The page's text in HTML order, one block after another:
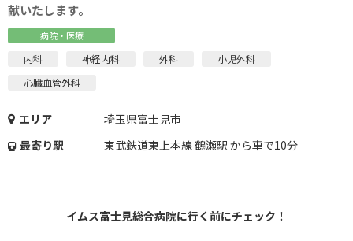
献いたします。
病院・医療
内科 神経内科 外科
小児外科
心臓血管外科
エリア
埼玉県富士見市
最寄り駅
東武鉄道東上本線 鶴瀬駅 から車で10分
イムス富士見総合病院に行く前にチェック！